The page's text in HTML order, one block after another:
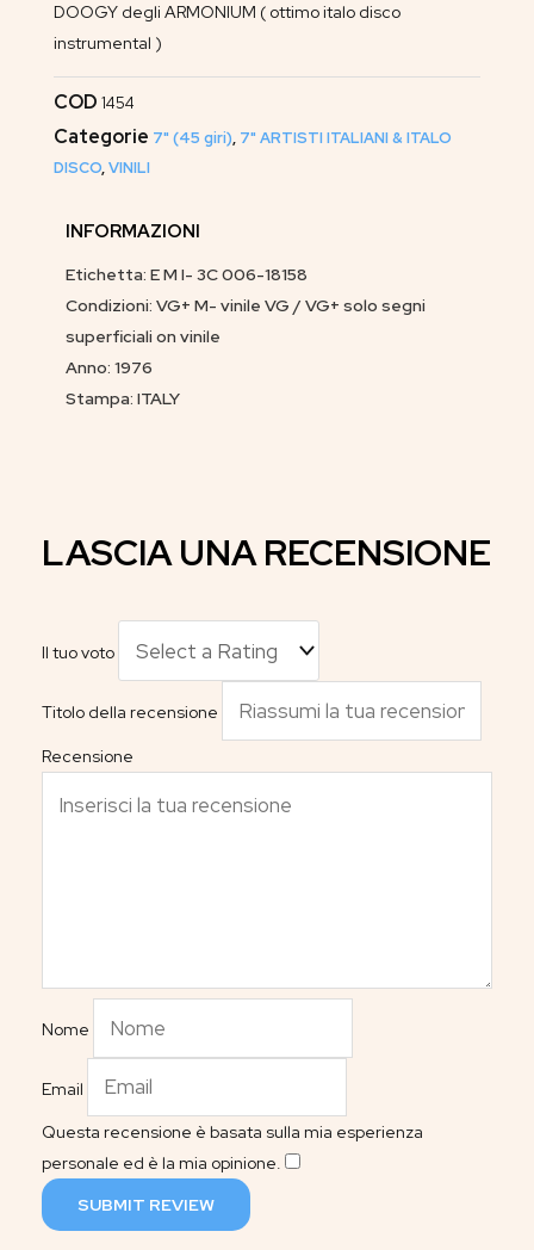
DOOGY degli ARMONIUM ( ottimo italo disco
instrumental )
COD 1454
Categorie 7" (45 giri), 7" ARTISTI ITALIANI & ITALO
DISCO,VINILI
INFORMAZIONI
Etichetta: E M I- 3C 006-18158
Condizioni: VG+ M- vinile VG / VG+ solo segni
superficiali on vinile
Anno: 1976
Stampa: ITALY
LASCIA UNA RECENSIONE
Il tuo voto
Titolo della recensione
Recensione
Nome
Email
Questa recensione è basata sulla mia esperienza
personale ed è la mia opinione.
SUBMIT REVIEW